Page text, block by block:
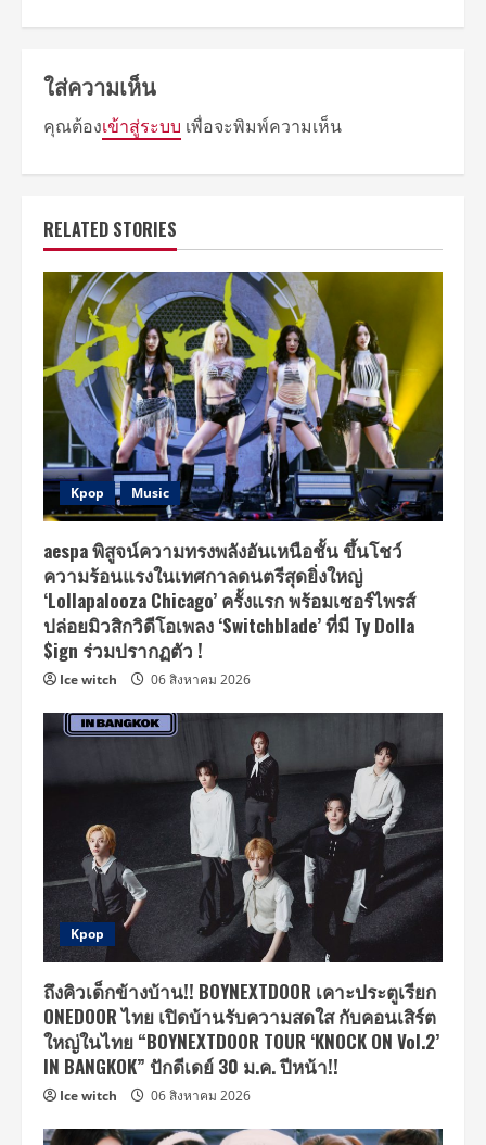
ใส่ความเห็น
คุณต้องเข้าสู่ระบบ เพื่อจะพิมพ์ความเห็น
RELATED STORIES
Kpop Music
aespa พิสูจน์ความทรงพลังอันเหนือชั้น ขึ้นโชว์
ความร้อนแรงในเทศกาลดนตรีสุดยิ่งใหญ่
‘Lollapalooza Chicago’ ครั้งแรก พร้อมเซอร์ไพรส์
ปล่อยมิวสิกวิดีโอเพลง ‘Switchblade’ ที่มี Ty Dolla
$ign ร่วมปรากฏตัว !
Ice witch 06 สิงหาคม 2026
Kpop
ถึงคิวเด็กข้างบ้าน!! BOYNEXTDOOR เคาะประตูเรียก
ONEDOOR ไทย เปิดบ้านรับความสดใส กับคอนเสิร์ต
ใหญ่ในไทย “BOYNEXTDOOR TOUR ‘KNOCK ON Vol.2’
IN BANGKOK” ปักดีเดย์ 30 ม.ค. ปีหน้า!!
Ice witch 06 สิงหาคม 2026